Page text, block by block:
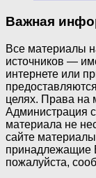
Важная
Все материалы
источников —
интернете или
целях. Права на
Администрация
материала не
сайте
принадлежащие
пожалуйста,